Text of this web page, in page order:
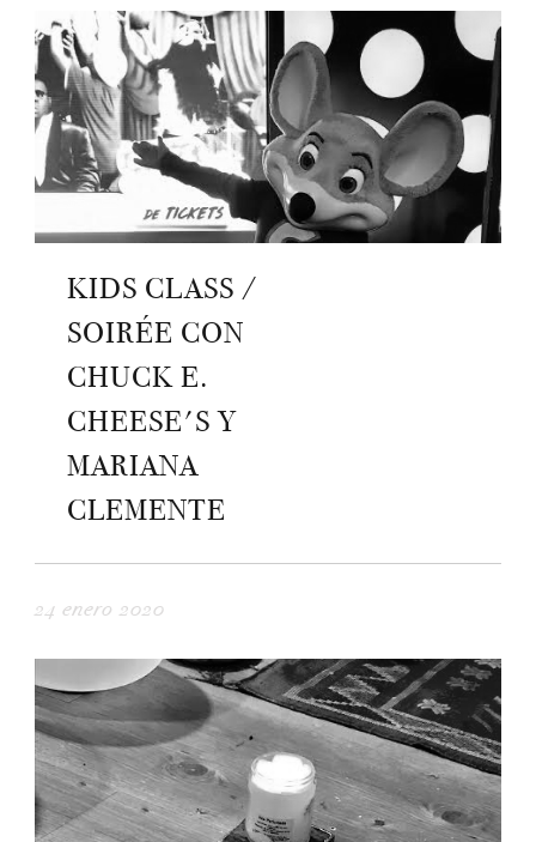
KIDS CLASS /
SOIRÉE CON
CHUCK E.
CHEESE'S Y
MARIANA
CLEMENTE
24 enero 2020